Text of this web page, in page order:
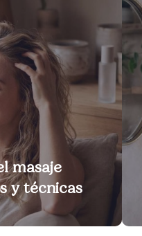
masaje
y técnicas